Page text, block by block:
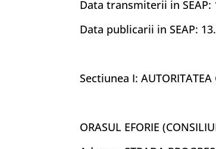
Data transmiterii in SEAP:
Data publicarii in SEAP:
Sectiunea I: AUTORITATEA
ORASUL EFORIE